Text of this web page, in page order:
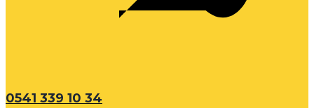
0541 339 10 34